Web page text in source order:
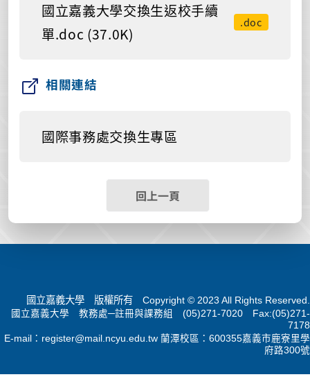
國立嘉義大學交換生返校手續
單.doc (37.0K)
.doc
相關連結
國際事務處交換生專區
回上一頁
國立嘉義大學 版權所有 Copyright © 2023 All Rights Reserved.
國立嘉義大學 教務處─註冊與課務組 (05)271-7020 Fax:(05)271-
7178
E-mail： register@mail.ncyu.edu.tw 蘭潭校區：600355嘉義市鹿寮里學
府路300號